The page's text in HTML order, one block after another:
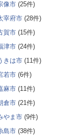
像市 (25件)
宰府市 (28件)
賀市 (15件)
津市 (24件)
きは市 (11件)
若市 (6件)
麻市 (11件)
倉市 (21件)
やま市 (9件)
島市 (38件)